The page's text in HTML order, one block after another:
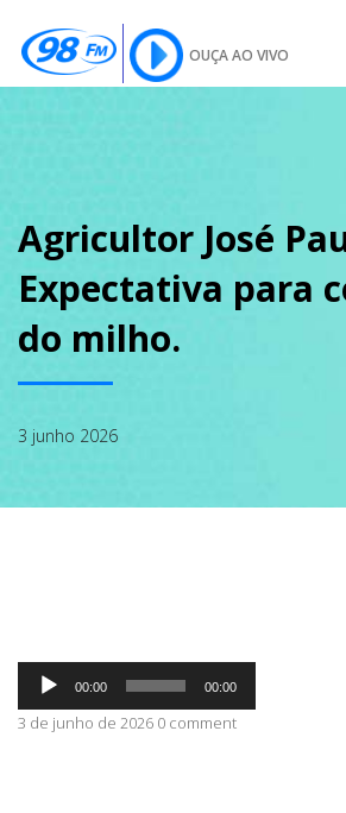
OUÇA AO VIVO
SOBRE
NOTÍCIAS
CONTATO
Agricultor José
Expectativa para
do milho.
3 junho 2026
Tocador
áudio
00:00 00:00
3 de junho de 2026 0 comment